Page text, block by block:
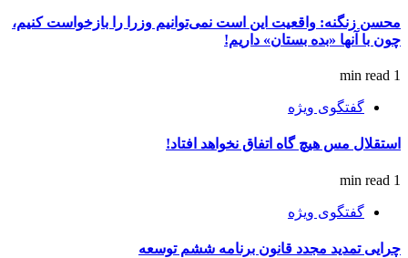
محسن زنگنه: واقعیت این است نمی‌توانیم وزرا را بازخواست کنیم،
چون با آنها «بده بستان» داریم!
1 min read
گفتگوی ویژه
استقلال مس هیچ گاه اتفاق نخواهد افتاد!
1 min read
گفتگوی ویژه
چرایی تمدید مجدد قانون برنامه ششم توسعه